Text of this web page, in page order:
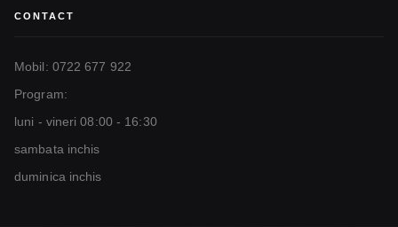
CONTACT
Mobil: 0722 677 922
Program:
luni - vineri 08:00 - 16:30
sambata inchis
duminica inchis